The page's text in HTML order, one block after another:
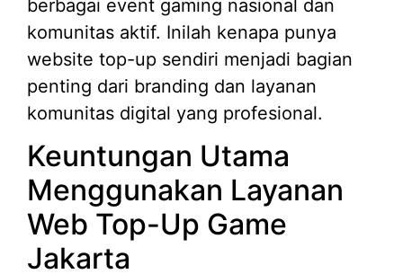
berbagai event gaming nasional dan
komunitas aktif. Inilah kenapa punya
website top-up sendiri menjadi bagian
penting dari branding dan layanan
komunitas digital yang profesional.
Keuntungan Utama
Menggunakan Layanan
Web Top-Up Game
Jakarta